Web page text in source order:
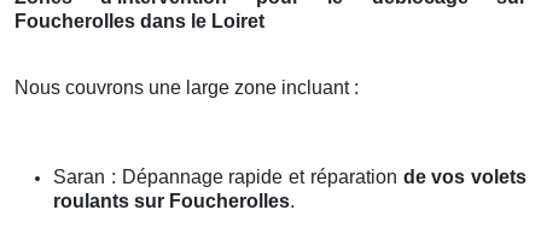
Foucherolles dans le Loiret
Nous couvrons une large zone incluant :
Saran : Dépannage rapide et réparation de vos volets
roulants sur Foucherolles.